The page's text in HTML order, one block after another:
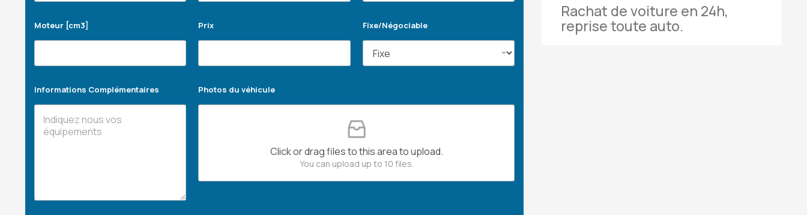
Moteur [cm3] Prix Fixe/Négociable
Informations Complémentaires Photos du véhicule
Click or drag files to this area to upload.
You can upload up to 10 files.
Rachat de voiture en 24h,
reprise toute auto.